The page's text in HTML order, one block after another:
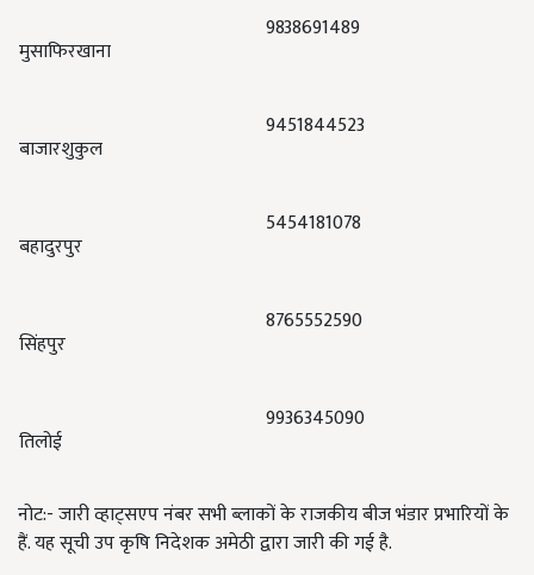
मुसाफिरखाना
9838691489
बाजारशुकुल
9451844523
बहादुरपुर
5454181078
सिंहपुर
8765552590
तिलोई
9936345090
नोट:- जारी व्हाट्सएप नंबर सभी ब्लाकों के राजकीय बीज भंडार प्रभारियों के
हैं. यह सूची उप कृषि निदेशक अमेठी द्वारा जारी की गई है.